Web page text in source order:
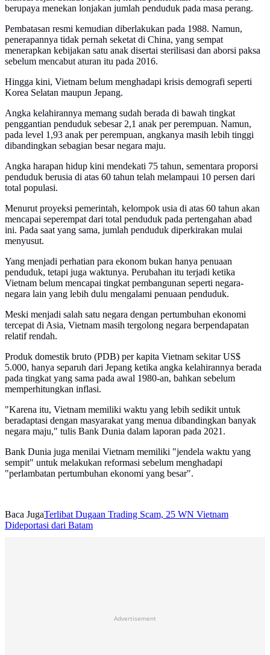
berupaya menekan lonjakan jumlah penduduk pada masa perang.
Pembatasan resmi kemudian diberlakukan pada 1988. Namun,
penerapannya tidak pernah seketat di China, yang sempat
menerapkan kebijakan satu anak disertai sterilisasi dan aborsi paksa
sebelum mencabut aturan itu pada 2016.
Hingga kini, Vietnam belum menghadapi krisis demografi seperti
Korea Selatan maupun Jepang.
Angka kelahirannya memang sudah berada di bawah tingkat
penggantian penduduk sebesar 2,1 anak per perempuan. Namun,
pada level 1,93 anak per perempuan, angkanya masih lebih tinggi
dibandingkan sebagian besar negara maju.
Angka harapan hidup kini mendekati 75 tahun, sementara proporsi
penduduk berusia di atas 60 tahun telah melampaui 10 persen dari
total populasi.
Menurut proyeksi pemerintah, kelompok usia di atas 60 tahun akan
mencapai seperempat dari total penduduk pada pertengahan abad
ini. Pada saat yang sama, jumlah penduduk diperkirakan mulai
menyusut.
Yang menjadi perhatian para ekonom bukan hanya penuaan
penduduk, tetapi juga waktunya. Perubahan itu terjadi ketika
Vietnam belum mencapai tingkat pembangunan seperti negara-
negara lain yang lebih dulu mengalami penuaan penduduk.
Meski menjadi salah satu negara dengan pertumbuhan ekonomi
tercepat di Asia, Vietnam masih tergolong negara berpendapatan
relatif rendah.
Produk domestik bruto (PDB) per kapita Vietnam sekitar US$
5.000, hanya separuh dari Jepang ketika angka kelahirannya berada
pada tingkat yang sama pada awal 1980-an, bahkan sebelum
memperhitungkan inflasi.
"Karena itu, Vietnam memiliki waktu yang lebih sedikit untuk
beradaptasi dengan masyarakat yang menua dibandingkan banyak
negara maju," tulis Bank Dunia dalam laporan pada 2021.
Bank Dunia juga menilai Vietnam memiliki "jendela waktu yang
sempit" untuk melakukan reformasi sebelum menghadapi
"perlambatan pertumbuhan ekonomi yang besar".
Baca JugaTerlibat Dugaan Trading Scam, 25 WN Vietnam
Dideportasi dari Batam
Advertisement